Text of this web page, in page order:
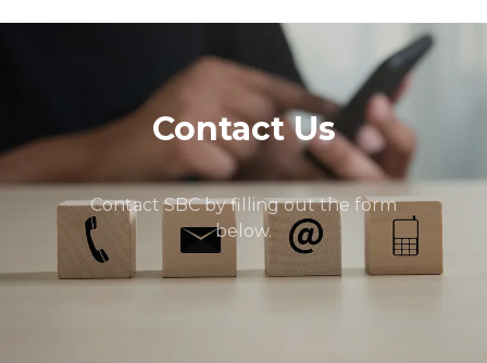
Contact Us
Contact SBC by filling out the form
below.